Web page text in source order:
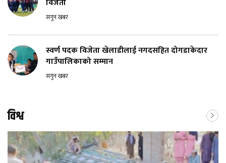
विजेता
सगुन खबर
स्वर्ण पदक विजेता खेलाडीलाई नगदसहित दोगडाकेदार
गाउँपालिकाको सम्मान
सगुन खबर
विश्व